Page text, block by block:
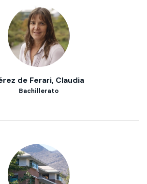
de Ferari, Claudia
Bachillerato